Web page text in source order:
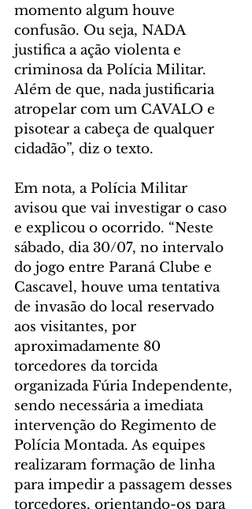
momento algum houve
confusão. Ou seja, NADA
justifica a ação violenta e
criminosa da Polícia Militar.
Além de que, nada justificaria
atropelar com um CAVALO e
pisotear a cabeça de qualquer
cidadão”, diz o texto.
Em nota, a Polícia Militar
avisou que vai investigar o caso
e explicou o ocorrido. “Neste
sábado, dia 30/07, no intervalo
do jogo entre Paraná Clube e
Cascavel, houve uma tentativa
de invasão do local reservado
aos visitantes, por
aproximadamente 80
torcedores da torcida
organizada Fúria Independente,
sendo necessária a imediata
intervenção do Regimento de
Polícia Montada. As equipes
realizaram formação de linha
para impedir a passagem desses
torcedores, orientando-os para